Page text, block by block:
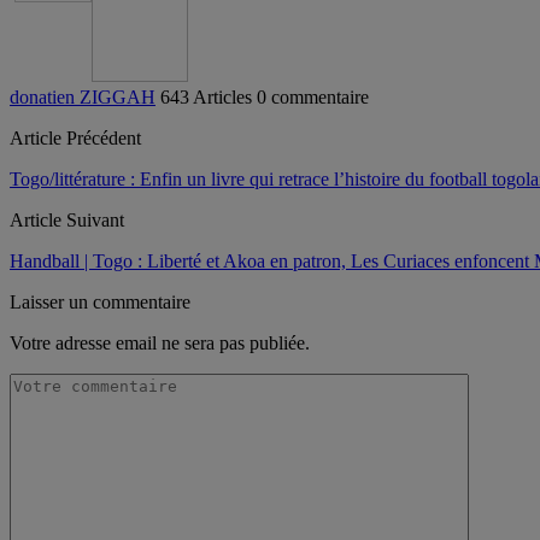
donatien ZIGGAH 643 Articles 0 commentaire
Article Précédent
Togo/littérature : Enfin un livre qui retrace l’histoire du football
Article Suivant
Handball | Togo : Liberté et Akoa en patron, Les Curiaces enfoncent
Laisser un commentaire
Votre adresse email ne sera pas publiée.